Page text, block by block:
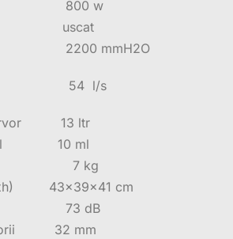
800 w
uscat
2200 mmH2O
54 l/s
13 ltr
el 10 ml
7 kg
43x39x41 cm
73 dB
32 mm